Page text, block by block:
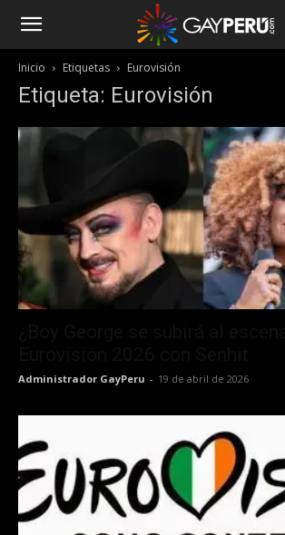
Inicio Etiquetas Eurovisión
Etiqueta: Eurovisión
Administrador GayPeru - 19 de abril de 2026